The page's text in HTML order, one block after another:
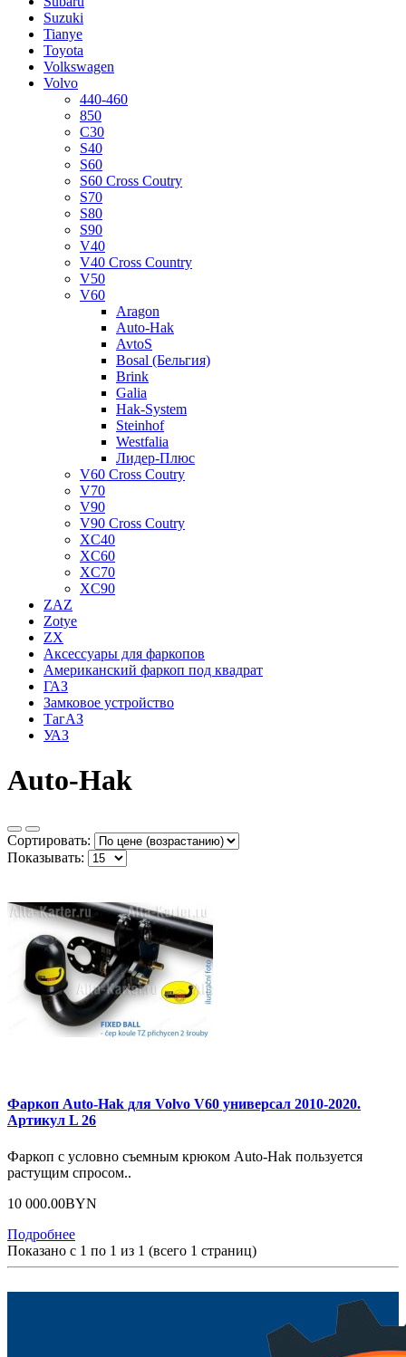
Suzuki
Tianye
Toyota
Volkswagen
Volvo
440-460
850
C30
S40
S60
S60 Cross Coutry
S70
S80
S90
V40
V40 Cross Country
V50
V60
Aragon
Auto-Hak
AvtoS
Bosal (Бельгия)
Brink
Galia
Hak-System
Steinhof
Westfalia
Лидер-Плюс
V60 Cross Coutry
V70
V90
V90 Cross Coutry
XC40
XC60
XC70
XC90
ZAZ
Zotye
ZX
Аксессуары для фаркопов
Американский фаркоп под квадрат
ГАЗ
Замковое устройство
ТагАЗ
УАЗ
Auto-Hak
Сортировать:
Показывать:
Фаркоп Auto-Hak для Volvo V60 универсал 2010-2020.
Артикул L 26
Фаркоп с условно съемным крюком Auto-Hak пользуется
растущим спросом..
10 000.00BYN
Подробнее
Показано с 1 по 1 из 1 (всего 1 страниц)